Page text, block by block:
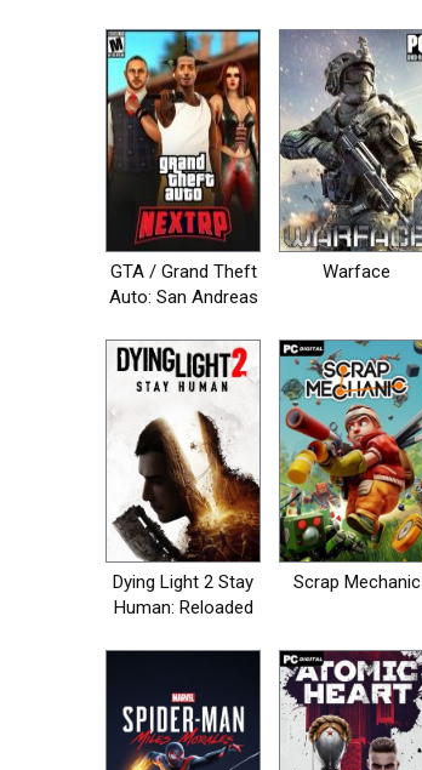
GTA / Grand Theft
Auto: San Andreas
Warface
Dying Light 2 Stay
Human: Reloaded
Scrap Mechanic